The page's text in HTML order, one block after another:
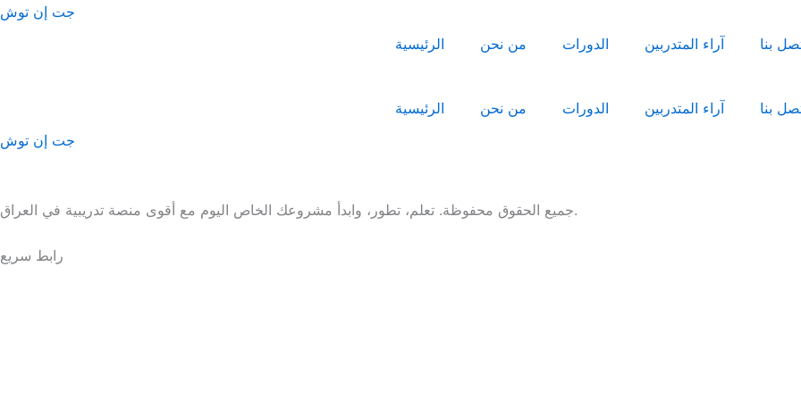
Skip
جت إن توش
الرئيسية
من نحن الدورات آراء المتدربين بنا
الرئيسية من نحن الدورات آراء المتدربين
بنا
جت إن توش
جميع الحقوق محفوظة. تعلم، تطور، وابدأ مشروعك الخاص اليوم مع أقوى منصة تدريبية في العراق.
رابط سريع